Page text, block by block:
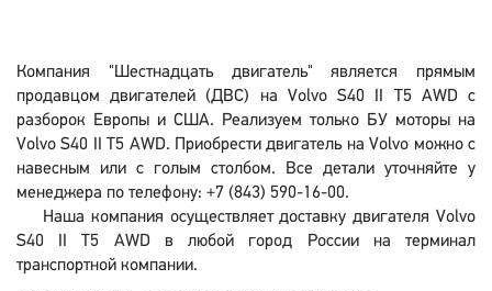
Компания "Шестнадцать двигатель" является прямым
продавцом двигателей (ДВС) на Volvo S40 II T5 AWD с
разборок Европы и США. Реализуем только БУ моторы на
Volvo S40 II T5 AWD. Приобрести двигатель на Volvo можно с
навесным или с голым столбом. Все детали уточняйте у
менеджера по телефону: +7 (843) 590-16-00.
Наша компания осуществляет доставку двигателя Volvo
S40 II T5 AWD в любой город России на терминал
транспортной компании.